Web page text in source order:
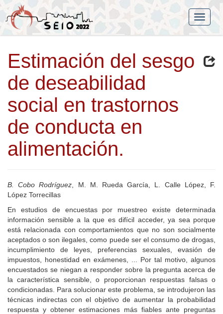
Estimación del sesgo
de deseabilidad
social en trastornos
de conducta en
alimentación.
B. Cobo Rodríguez , M. M. Rueda García, L. Calle López, F.
López Torrecillas
En estudios de encuestas por muestreo existe determinada
información sensible a la que es difícil acceder, ya sea porque
está relacionada con comportamientos que no son socialmente
aceptados o son ilegales, como puede ser el consumo de drogas,
incumplimiento de leyes, preferencias sexuales, evasión de
impuestos, honestidad en exámenes, ... Por tal motivo, algunos
encuestados se niegan a responder sobre la pregunta acerca de
la característica sensible, o proporcionan respuestas falsas o
condicionadas. Para solucionar este problema, se introdujeron las
técnicas indirectas con el objetivo de aumentar la probabilidad
respuesta y obtener estimaciones más fiables ante preguntas